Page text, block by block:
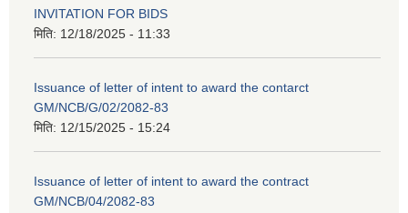
INVITATION FOR BIDS
मिति: 12/18/2025 - 11:33
Issuance of letter of intent to award the contarct
GM/NCB/G/02/2082-83
मिति: 12/15/2025 - 15:24
Issuance of letter of intent to award the contract
GM/NCB/04/2082-83